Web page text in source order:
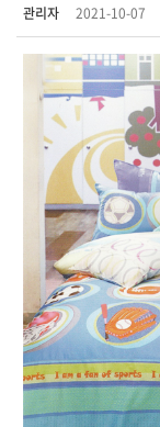
관리자 2021-10-07